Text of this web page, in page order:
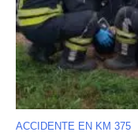
ACCIDENTE EN KM 375